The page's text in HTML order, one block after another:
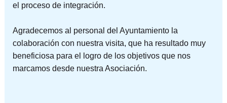
el proceso de integración.
Agradecemos al personal del Ayuntamiento la
colaboración con nuestra visita, que ha resultado muy
beneficiosa para el logro de los objetivos que nos
marcamos desde nuestra Asociación.